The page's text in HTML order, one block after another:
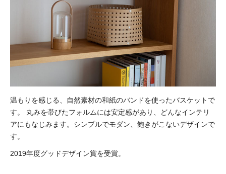
温もりを感じる、自然素材の和紙のバンドを使ったバスケットで
す。
丸みを帯びたフォルムには安定感があり、どんなインテリ
アにもなじみます。シンプルでモダン、飽きがこないデザインで
す。
2019年度グッドデザイン賞を受賞。